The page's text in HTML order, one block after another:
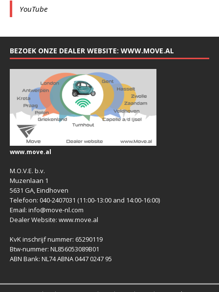
YouTube
BEZOEK ONZE DEALER WEBSITE: WWW.MOVE.AL
www.move.al
M.O.V.E. b.v.
Muzenlaan 1
5631 GA, Eindhoven
Telefoon: 040-2407031 (11:00-13:00 and 14:00-16:00)
Email: info@move-nl.com
Dealer Website: www.move.al
KvK inschrijf nummer: 65290119
Btw-nummer: NL856053089B01
ABN Bank: NL74 ABNA 0447 0247 95